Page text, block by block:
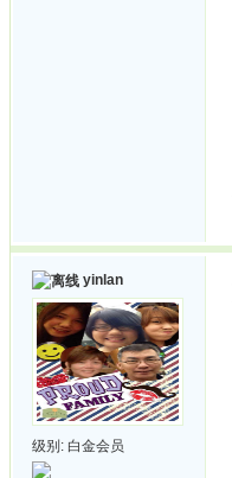
yinlan
级别: 白金会员